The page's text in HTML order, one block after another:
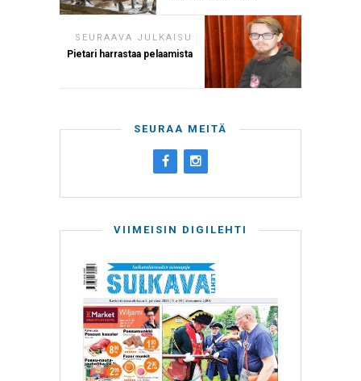
SEURAAVA JULKAISU
Pietari harrastaa pelaamista
SEURAA MEITÄ
VIIMEISIN DIGILEHTI